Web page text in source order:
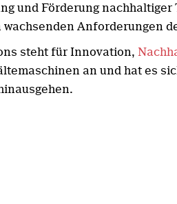
und Förderung
wachsenden Anforderungen
steht für Innovation,
an und hat es